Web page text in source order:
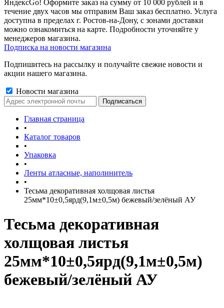
ЯндексGo! Оформите заказ на сумму от 10 000 рублей и в
течение двух часов мы отправим Ваш заказ бесплатно. Услуга
доступна в пределах г. Ростов-на-Дону, с зонами доставки
можно ознакомиться на карте. Подробности уточняйте у
менеджеров магазина.
Подписка на новости магазина
Подпишитесь на рассылку и получайте свежие новости и
акции нашего магазина.
Новости магазина
Главная страница
•
Каталог товаров
•
Упаковка
•
Ленты атласные, наполинитель
•
Тесьма декоративная холщовая листья
25мм*10±0,5ярд(9,1м±0,5м) бежевый/зелёный АУ
Тесьма декоративная
холщовая листья
25мм*10±0,5ярд(9,1м±0,5м)
бежевый/зелёный АУ